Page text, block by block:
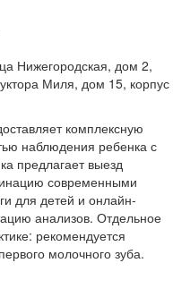
Нижегородская, дом 2,
Миля, дом 15, корпус
комплексную
наблюдения ребенка с
предлагает выезд
современными
для детей и онлайн-
анализов. Отдельное
рекомендуется
молочного зуба.